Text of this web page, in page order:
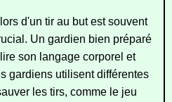
d'un tir au but est souvent
Un gardien bien préparé
son langage corporel et
gardiens utilisent différentes
les tirs, comme le jeu